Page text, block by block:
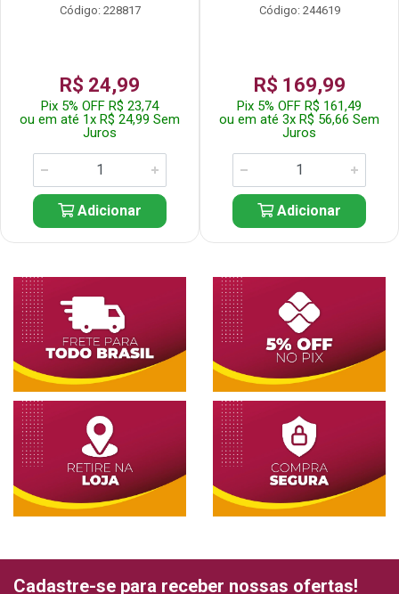
Código: 228817
R$ 24,99
Pix 5% OFF R$ 23,74
ou em até 1x R$ 24,99 Sem
Juros
Adicionar
Código: 244619
R$ 169,99
Pix 5% OFF R$ 161,49
ou em até 3x R$ 56,66 Sem
Juros
Adicionar
Cadastre-se para receber nossas ofertas!